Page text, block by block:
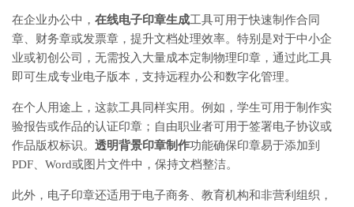
在企业办公中， 在线电子印章生成工具可用于快速制作合同
章、财务章或发票章，提升文档处理效率。特别是对于中小企
业或初创公司，无需投入大量成本定制物理印章，通过此工具
即可生成专业电子版本，支持远程办公和数字化管理。
在个人用途上，这款工具同样实用。例如，学生可用于制作实
验报告或作品的认证印章；自由职业者可用于签署电子协议或
作品版权标识。 透明背景印章制作功能确保印章易于添加到
PDF、Word或图片文件中，保持文档整洁。
此外，电子印章还适用于电子商务、教育机构和非营利组织，